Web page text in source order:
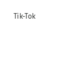
Tik-Tok